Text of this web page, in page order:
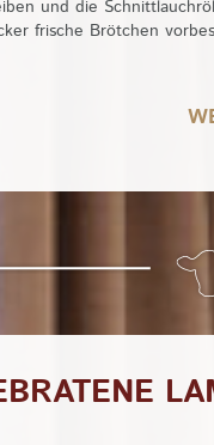
und die
frische Brötchen